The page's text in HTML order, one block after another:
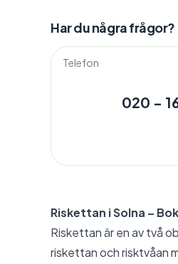
Har du några frågor?
Telefon
020 -
Riskettan i Solna –
Riskettan är en av två
riskettan och risktvåan